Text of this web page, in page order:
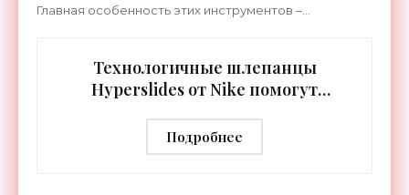
Главная особенность этих инструментов –
Технологичные шлепанцы
Hyperslides от Nike помогут
тренировки - «Гаджеты»
Подробнее